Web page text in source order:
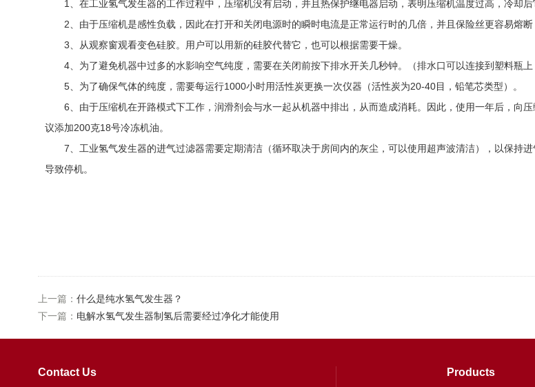
1、在工业氢气发生器的工作过程中，压缩机没有启动，并且热保护继电器启动，表明压缩机温度过高，冷却后
2、由于压缩机是感性负载，因此在打开和关闭电源时的瞬时电流是正常运行时的几倍，并且保险丝更容易熔断
3、从观察窗观看变色硅胶。用户可以用新的硅胶代替它，也可以根据需要干燥。
4、为了避免机器中过多的水影响空气纯度，需要在关闭前按下排水开关几秒钟。（排水口可以连接到塑料瓶上
5、为了确保气体的纯度，需要每运行1000小时用活性炭更换一次仪器（活性炭为20-40目，铅笔芯类型）。
6、由于压缩机在开路模式下工作，润滑剂会与水一起从机器中排出，从而造成消耗。因此，使用一年后，向
议添加200克18号冷冻机油。
7、工业氢气发生器的进气过滤器需要定期清洁（循环取决于房间内的灰尘，可以使用超声波清洁），以保持
导致停机。
上一篇： 什么是纯水氢气发生器？
下一篇： 电解水氢气发生器制氢后需要经过净化才能使用
Contact Us Products